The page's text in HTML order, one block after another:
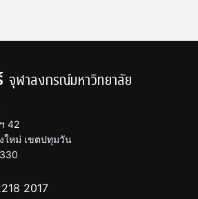
จุฬาลงกรณ์มหาวิทยาลัย
42
ใหม่ เขตปทุมวัน
2017